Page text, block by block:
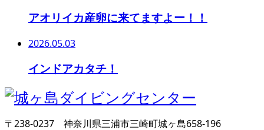
アオリイカ産卵に来てますよー！！
2026.05.03
インドアカタチ！
〒238-0237 神奈川県三浦市三崎町城ヶ島658-196